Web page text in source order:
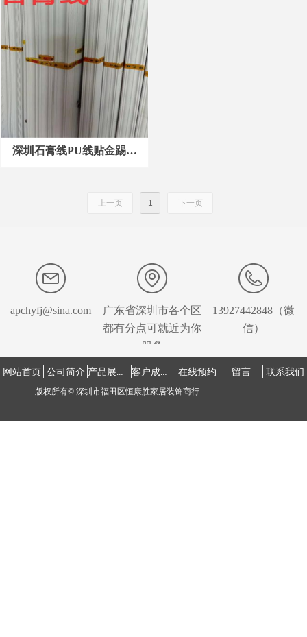
深圳石膏线PU线贴金踢脚
上一页 1 下一页
网站首页 公司简介 产品展示中心 客户成功案例 在线预约 留言 联系我们
版权所有© 深圳市福田区恒康胜家居装饰商行
apchyfj@sina.com
广东省深圳市各个区
都有分点可就近为你
服务
13927442848（微
信）